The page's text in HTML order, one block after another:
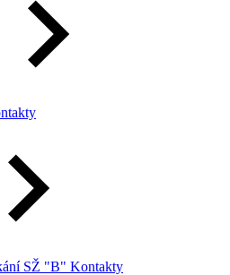
SŽ "B" Kontakty